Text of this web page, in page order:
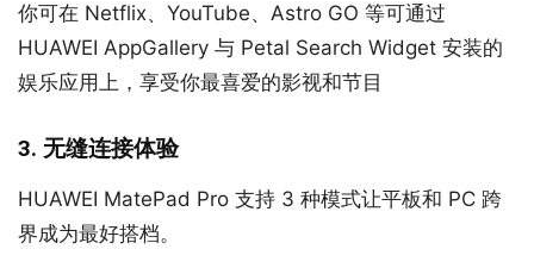
你可在 Netflix、YouTube、Astro GO 等可通过
HUAWEI AppGallery 与 Petal Search Widget 安装的
娱乐应用上，享受你最喜爱的影视和节目
3. 无缝连接体验
HUAWEI MatePad Pro 支持 3 种模式让平板和 PC 跨
界成为最好搭档。